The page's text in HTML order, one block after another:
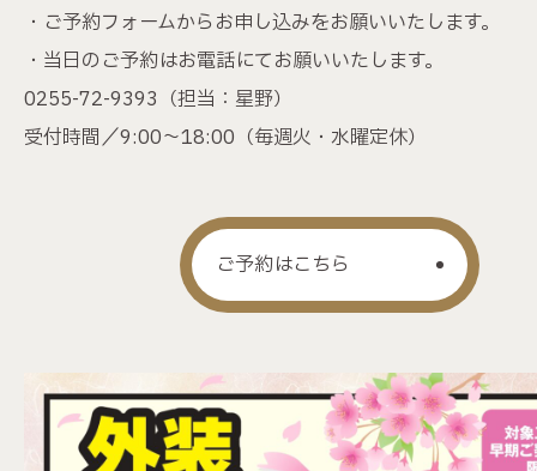
・ご予約フォームからお申し込みをお願いいたします。
・当日のご予約はお電話にてお願いいたします。
0255-72-9393 （担当：星野）
受付時間／9:00～18:00（毎週火・水曜定休）
ご予約はこちら